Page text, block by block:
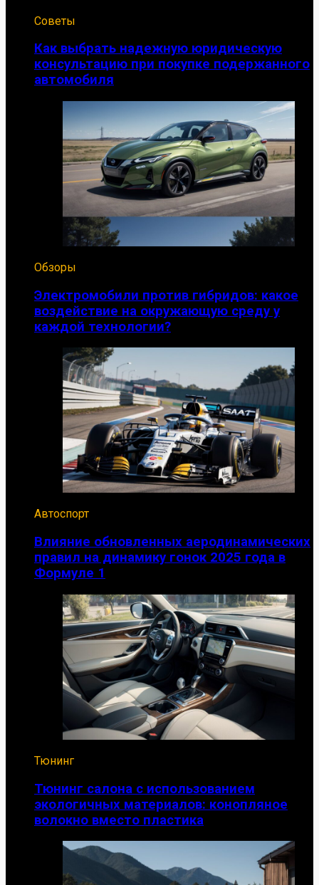
Советы
Как выбрать надежную юридическую
консультацию при покупке подержанного
автомобиля
Обзоры
Электромобили против гибридов: какое
воздействие на окружающую среду у
каждой технологии?
Автоспорт
Влияние обновленных аеродинамических
правил на динамику гонок 2025 года в
Формуле 1
Тюнинг
Тюнинг салона с использованием
экологичных материалов: конопляное
волокно вместо пластика